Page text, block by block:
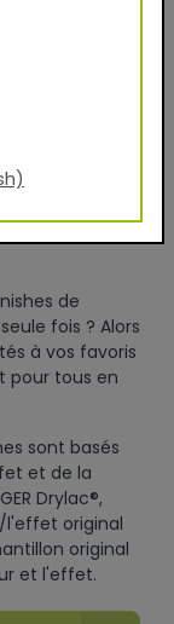
sans
le bouton
de
ou à des
de
fois ? Alors
à vos favoris
pour tous en
sont basés
et de la
Drylac®,
l'effet original
original
et l'effet.